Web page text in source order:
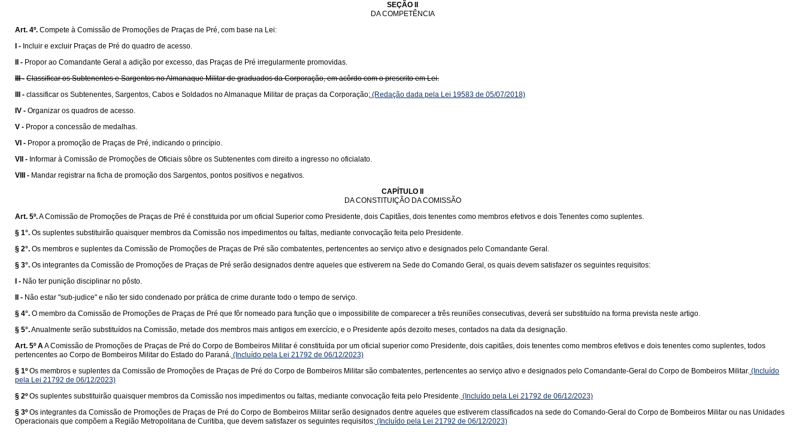
SEÇÃO II
DA COMPETÊNCIA
Art. 4º. Compete à Comissão de Promoções de Praças de Pré, com base na Lei:
I - Incluir e excluir Praças de Pré do quadro de acesso.
II - Propor ao Comandante Geral a adição por excesso, das Praças de Pré irregularmente promovidas.
III - Classificar os Subtenentes e Sargentos no Almanaque Militar de graduados da Corporação, em acôrdo com o prescrito em Lei.
III - classificar os Subtenentes, Sargentos, Cabos e Soldados no Almanaque Militar de praças da Corporação; (Redação dada pela Lei 19583 de 05/07/2018)
IV - Organizar os quadros de acesso.
V - Propor a concessão de medalhas.
VI - Propor a promoção de Praças de Pré, indicando o princípio.
VII - Informar à Comissão de Promoções de Oficiais sôbre os Subtenentes com direito a ingresso no oficialato.
VIII - Mandar registrar na ficha de promoção dos Sargentos, pontos positivos e negativos.
CAPÍTULO II
DA CONSTITUIÇÃO DA COMISSÃO
Art. 5º.A Comissão de Promoções de Praças de Pré é constituida por um oficial Superior como Presidente, dois Capitães, dois tenentes como membros efetivos e dois Tenentes como suplentes.
§ 1°. Os suplentes substituirão quaisquer membros da Comissão nos impedimentos ou faltas, mediante convocação feita pelo Presidente.
§ 2°. Os membros e suplentes da Comissão de Promoções de Praças de Pré são combatentes, pertencentes ao serviço ativo e designados pelo Comandante Geral.
§ 3°. Os integrantes da Comissão de Promoções de Praças de Pré serão designados dentre aqueles que estiverem na Sede do Comando Geral, os quais devem satisfazer os seguintes requisitos:
I - Não ter punição disciplinar no pôsto.
II - Não estar "sub-judice" e não ter sido condenado por prática de crime durante todo o tempo de serviço.
§ 4°. O membro da Comissão de Promoções de Praças de Pré que fôr nomeado para função que o impossibilite de comparecer a três reuniões consecutivas, deverá ser substituído na forma prevista neste artigo.
§ 5°.Anualmente serão substituídos na Comissão, metade dos membros mais antigos em exercício, e o Presidente após dezoito meses, contados na data da designação.
Art. 5º AA Comissão de Promoções de Praças de Pré do Corpo de Bombeiros Militar é constituída por um oficial superior como Presidente, dois capitães, dois tenentes como membros efetivos e dois tenentes como suplentes, todos
pertencentes ao Corpo de Bombeiros Militar do Estado do Paraná. (Incluído pela Lei 21792 de 06/12/2023)
§ 1º Os membros e suplentes da Comissão de Promoções de Praças de Pré do Corpo de Bombeiros Militar são combatentes, pertencentes ao serviço ativo e designados pelo Comandante-Geral do Corpo de Bombeiros Militar. (Incluído
pela Lei 21792 de 06/12/2023)
§ 2º Os suplentes substituirão quaisquer membros da Comissão nos impedimentos ou faltas, mediante convocação feita pelo Presidente. (Incluído pela Lei 21792 de 06/12/2023)
§ 3º Os integrantes da Comissão de Promoções de Praças de Pré do Corpo de Bombeiros Militar serão designados dentre aqueles que estiverem classificados na sede do Comando-Geral do Corpo de Bombeiros Militar ou nas Unidades
Operacionais que compõem a Região Metropolitana de Curitiba, que devem satisfazer os seguintes requisitos: (Incluído pela Lei 21792 de 06/12/2023)